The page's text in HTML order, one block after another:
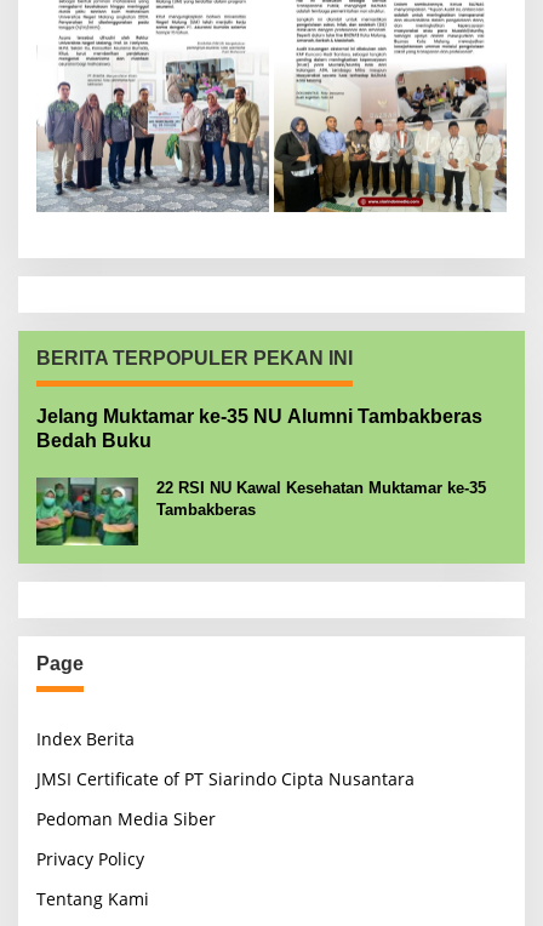
BERITA TERPOPULER PEKAN INI
Jelang Muktamar ke-35 NU Alumni Tambakberas
Bedah Buku
22 RSI NU Kawal Kesehatan Muktamar ke-35
Tambakberas
Page
Index Berita
JMSI Certificate of PT Siarindo Cipta Nusantara
Pedoman Media Siber
Privacy Policy
Tentang Kami